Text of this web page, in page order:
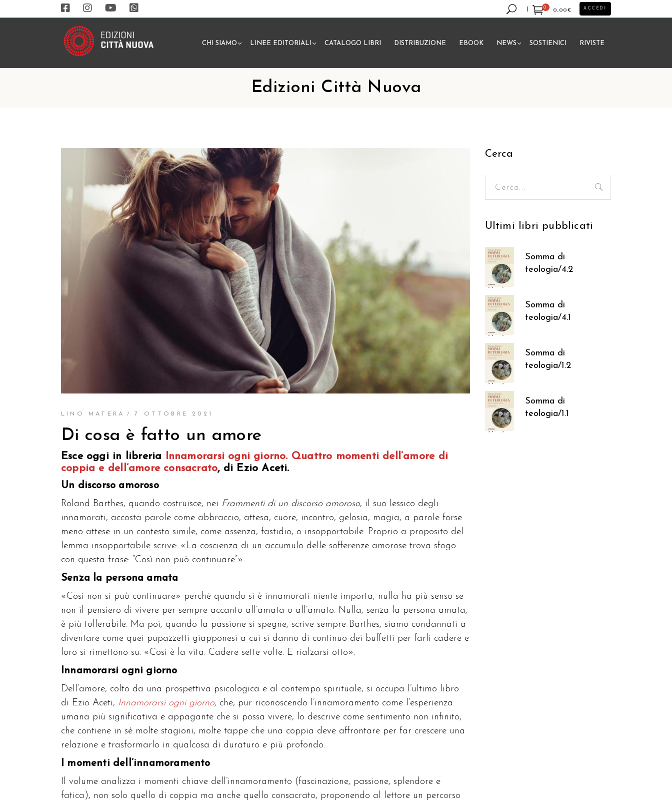
0
0,00€
Nessun prodotto nel carrello.
ACCEDI
CHI SIAMO LINEE EDITORIALI CATALOGO LIBRI DISTRIBUZIONE EBOOK NEWS SOSTIENICI RIVISTE
Edizioni Città Nuova
LINO MATERA 7 OTTOBRE 2021
Di cosa è fatto un amore
Esce oggi in libreria
Innamorarsi ogni giorno. Quattro momenti dell’amore di
coppia e dell’amore consacrato, di Ezio Aceti.
Un discorso amoroso
Roland Barthes, quando costruisce, nei Frammenti di un discorso amoroso, il suo lessico degli
innamorati, accosta parole come abbraccio, attesa, cuore, incontro, gelosia, magia, a parole forse
meno attese in un contesto simile, come assenza, fastidio, o insopportabile. Proprio a proposito del
lemma insopportabile scrive: «La coscienza di un accumulo delle sofferenze amorose trova sfogo
con questa frase: “Così non può continuare”».
Senza la persona amata
«Così non si può continuare» perché quando si è innamorati niente importa, nulla ha più senso se
non il pensiero di vivere per sempre accanto all’amata o all’amato. Nulla, senza la persona amata,
è più tollerabile. Ma poi, quando la passione si spegne, scrive sempre Barthes, siamo condannati a
diventare come quei pupazzetti giapponesi a cui si danno di continuo dei buffetti per farli cadere e
loro si rimettono su. «Così è la vita: Cadere sette volte. E rialzarsi otto».
Innamorarsi ogni giorno
Dell’amore, colto da una prospettiva psicologica e al contempo spirituale, si occupa l’ultimo libro
di Ezio Aceti, Innamorarsi ogni giorno, che, pur riconoscendo l’innamoramento come l’esperienza
umana più significativa e appagante che si possa vivere, lo descrive come sentimento non infinito,
che contiene in sé molte stagioni, molte tappe che una coppia deve affrontare per far crescere una
relazione e trasformarlo in qualcosa di duraturo e più profondo.
I momenti dell’innamoramento
Il volume analizza i momenti chiave dell’innamoramento (fascinazione, passione, splendore e
fatica), non solo quello di coppia ma anche quello consacrato, proponendo al lettore un percorso
Cerca
Ultimi libri pubblicati
Somma di
teologia/4.2
37,05€
Somma di
teologia/4.1
37,05€
Somma di
teologia/1.2
37,05€
Somma di
teologia/1.1
37,05€